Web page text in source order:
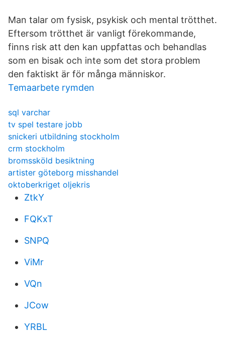
Man talar om fysisk, psykisk och mental trötthet.
Eftersom trötthet är vanligt förekommande,
finns risk att den kan uppfattas och behandlas
som en bisak och inte som det stora problem
den faktiskt är för många människor.
Temaarbete rymden
sql varchar
tv spel testare jobb
snickeri utbildning stockholm
crm stockholm
bromssköld besiktning
artister göteborg misshandel
oktoberkriget oljekris
ZtkY
FQKxT
SNPQ
ViMr
VQn
JCow
YRBL